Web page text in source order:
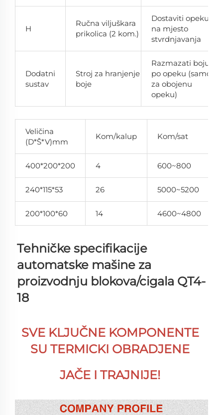
H
Ručna viljuškara
prikolica (2 kom.)
Dostaviti opeku
na mjesto
stvrdnjavanja
Dodatni
sustav
Stroj za hranjenje
boje
Razmazati boju
po opeku (samo
za obojenu
opeku)
Veličina
(D*Š*V)mm
Kom/kalup Kom/sat
400*200*200 4 600~800
240*115*53 26 5000~5200
200*100*60 14 4600~4800
Tehničke specifikacije
automatske mašine za
proizvodnju blokova/cigala QT4-
18
SVE KLJUČNE KOMPONENTE
SU TERMICKI OBRADJENE
JAČE I TRAJNIJE!